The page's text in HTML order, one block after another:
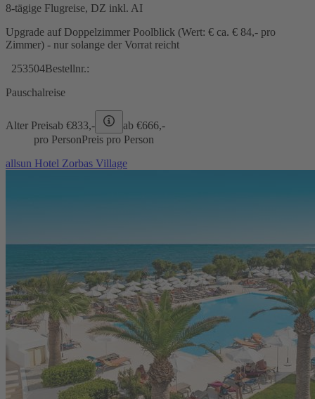
8-tägige Flugreise, DZ inkl. AI
Upgrade auf Doppelzimmer Poolblick (Wert: € ca. € 84,- pro
Zimmer) - nur solange der Vorrat reicht
253504Bestellnr.:
Pauschalreise
Alter Preisab €833,- ab €666,-
pro PersonPreis pro Person
allsun Hotel Zorbas Village